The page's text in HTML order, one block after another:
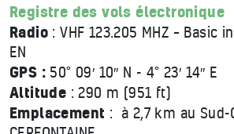
Registre des vols électronique
Radio : VHF 123.205 MHZ – Basic
EN
GPS : 50° 09′ 10″ N - 4° 23′ 14″ E
Altitude : 290 m (951 ft)
Emplacement : à 2,7 km au Sud-